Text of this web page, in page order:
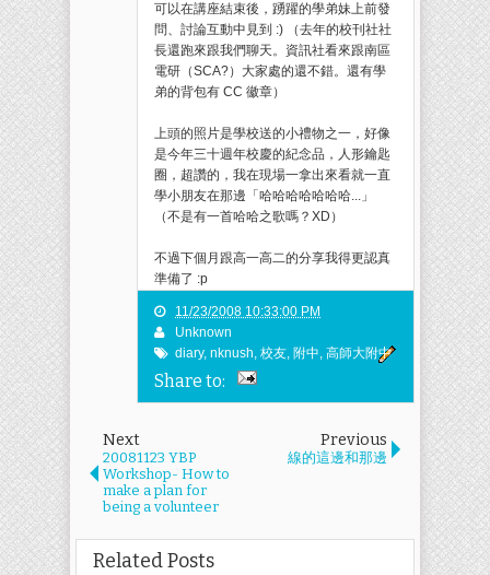
可以在講座結束後，踴躍的學弟妹上前發
問、討論互動中見到 :) （去年的校刊社社
長還跑來跟我們聊天。資訊社看來跟南區
電研（SCA?）大家處的還不錯。還有學
弟的背包有 CC 徽章）
上頭的照片是學校送的小禮物之一，好像
是今年三十週年校慶的紀念品，人形鑰匙
圈，超讚的，我在現場一拿出來看就一直
學小朋友在那邊「哈哈哈哈哈哈哈...」
（不是有一首哈哈之歌嗎？XD）
不過下個月跟高一高二的分享我得更認真
準備了 :p
11/23/2008 10:33:00 PM
Unknown
diary, nknush, 校友, 附中, 高師大附中
Share to:
Next
20081123 YBP
Workshop- How to
make a plan for
being a volunteer
Previous
線的這邊和那邊
Related Posts